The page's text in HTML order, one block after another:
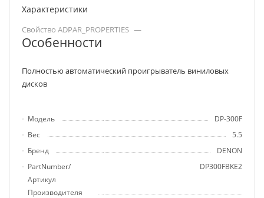
Характеристики
Свойство ADPAR_PROPERTIES —
Особенности
Полностью автоматический проигрыватель виниловых
дисков
Модель
DP-300F
Вес
5.5
Бренд
DENON
PartNumber/
Артикул
Производителя
DP300FBKE2